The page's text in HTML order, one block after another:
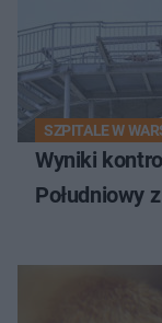
SZPITALE W
Wyniki
Południowy